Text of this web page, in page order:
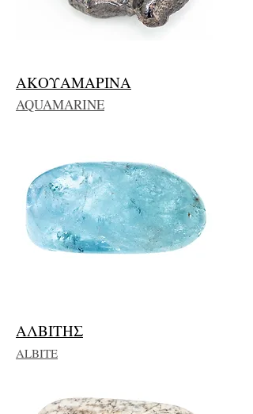
ΑΚΟΥΑΜΑΡΙΝΑ
AQUAMARINE
ΑΛΒΙΤΗΣ
ALBITE